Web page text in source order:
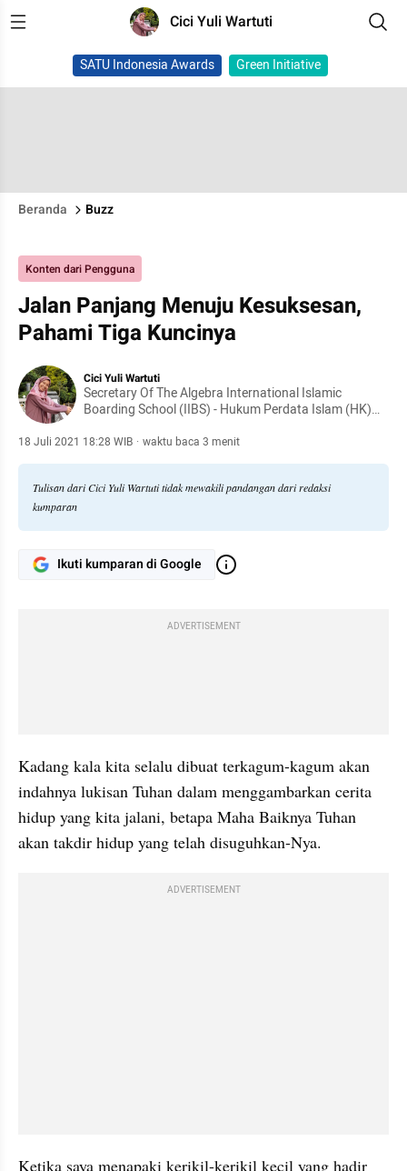
Cici Yuli Wartuti
SATU Indonesia Awards Green Initiative
Beranda Buzz
Konten dari Pengguna
Jalan Panjang Menuju Kesuksesan,
Pahami Tiga Kuncinya
Cici Yuli Wartuti
Secretary Of The Algebra International Islamic
Boarding School (IIBS) - Hukum Perdata Islam (HK)
18 Juli 2021 18:28 WIB · waktu baca 3 menit
Tulisan dari Cici Yuli Wartuti tidak mewakili pandangan dari redaksi
kumparan
Ikuti kumparan di Google
ADVERTISEMENT
Kadang kala kita selalu dibuat terkagum-kagum akan
indahnya lukisan Tuhan dalam menggambarkan cerita
hidup yang kita jalani, betapa Maha Baiknya Tuhan
akan takdir hidup yang telah disuguhkan-Nya.
ADVERTISEMENT
Ketika saya menapaki kerikil-kerikil kecil yang hadir